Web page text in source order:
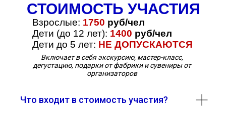
СТОИМОСТЬ УЧАСТИЯ
Взрослые: 1750 руб/чел
Дети (до 12 лет): 1400 руб/чел
Дети до 5 лет: НЕ ДОПУСКАЮТСЯ
Включает в себя экскурсию, мастер-класс,
дегустацию, подарки от фабрики и сувениры от
организаторов
Что входит в стоимость участия?